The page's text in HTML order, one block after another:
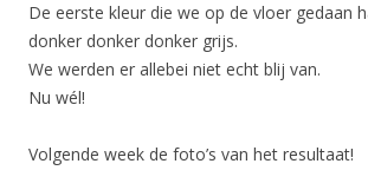
De eerste kleur die we op de vloer gedaan
donker donker donker grijs.
We werden er allebei niet echt blij van.
Nu wél!
Volgende week de foto’s van het resultaat!